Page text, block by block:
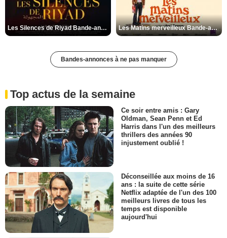
Les Silences de Riyad Bande-annonce VO STFR Les Matins merveilleux Bande-annonce VF
Bandes-annonces à ne pas manquer
Top actus de la semaine
Ce soir entre amis : Gary
Oldman, Sean Penn et Ed
Harris dans l'un des meilleurs
thrillers des années 90
injustement oublié !
Déconseillée aux moins de 16
ans : la suite de cette série
Netflix adaptée de l'un des 100
meilleurs livres de tous les
temps est disponible
aujourd'hui